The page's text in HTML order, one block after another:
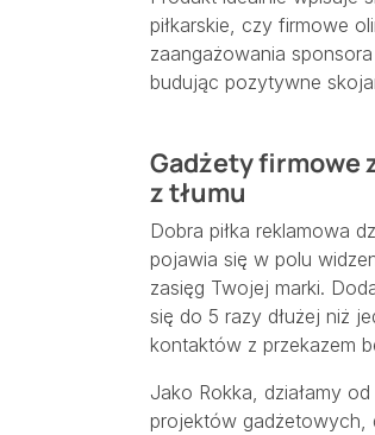
piłkarskie, czy firmowe
zaangażowania
budując pozytywne
Gadżety firmowe
z tłumu
Dobra piłka reklamowa
pojawia się w polu
zasięg Twojej marki.
się do 5 razy dłużej niż
kontaktów z przekazem
Jako Rokka, działamy
projektów gadżetowych,